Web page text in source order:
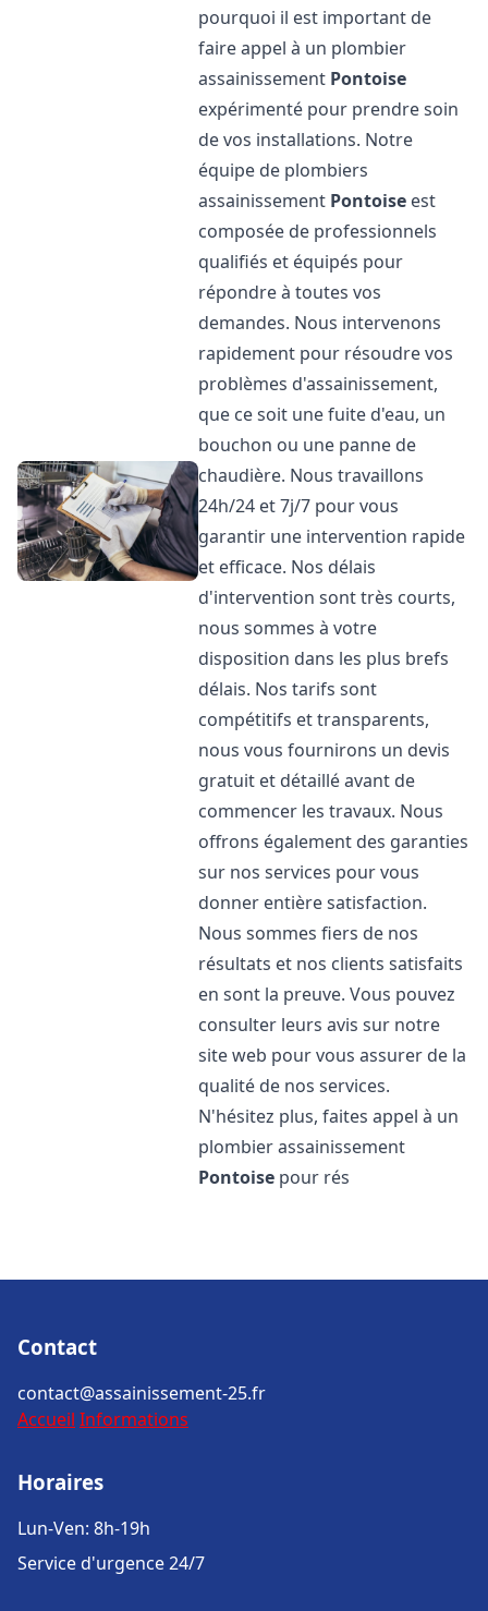
pourquoi il est important de
faire appel à un plombier
assainissement Pontoise
expérimenté pour prendre soin
de vos installations. Notre
équipe de plombiers
assainissement Pontoise est
composée de professionnels
qualifiés et équipés pour
répondre à toutes vos
demandes. Nous intervenons
rapidement pour résoudre vos
problèmes d'assainissement,
que ce soit une fuite d'eau, un
bouchon ou une panne de
chaudière. Nous travaillons
24h/24 et 7j/7 pour vous
garantir une intervention rapide
et efficace. Nos délais
d'intervention sont très courts,
nous sommes à votre
disposition dans les plus brefs
délais. Nos tarifs sont
compétitifs et transparents,
nous vous fournirons un devis
gratuit et détaillé avant de
commencer les travaux. Nous
offrons également des garanties
sur nos services pour vous
donner entière satisfaction.
Nous sommes fiers de nos
résultats et nos clients satisfaits
en sont la preuve. Vous pouvez
consulter leurs avis sur notre
site web pour vous assurer de la
qualité de nos services.
N'hésitez plus, faites appel à un
plombier assainissement
Pontoise pour rés
Contact
contact@assainissement-25.fr
Accueil Informations
Horaires
Lun-Ven: 8h-19h
Service d'urgence 24/7